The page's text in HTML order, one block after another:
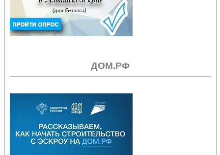
ДОМ.РФ